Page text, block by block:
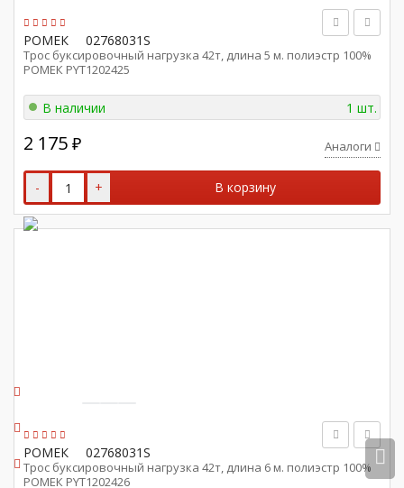
РОМЕК 02768031S
Трос буксировочный нагрузка 42т, длина 5 м. полиэстр 100%
РОМЕК PYT1202425
В наличии 1 шт.
2 175 ₽ Аналоги
- + В корзину
РОМЕК 02768031S
Трос буксировочный нагрузка 42т, длина 6 м. полиэстр 100%
РОМЕК PYT1202426